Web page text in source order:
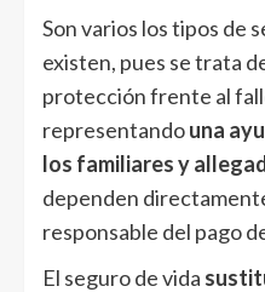
Son varios los tipos de
existen, pues se trata
protección frente al
representandouna
los familiares y
dependen
responsable del pago
El seguro de vida